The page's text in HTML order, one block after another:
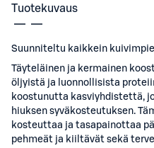
Tuotekuvaus
Suunniteltu kaikkein
Täyteläinen ja kermainen
öljyistä ja luonnollisista
koostunutta kasviyhdistettä,
hiuksen syväkosteutuksen.
kosteuttaa ja tasapainottaa
pehmeät ja kiiltävät sekä